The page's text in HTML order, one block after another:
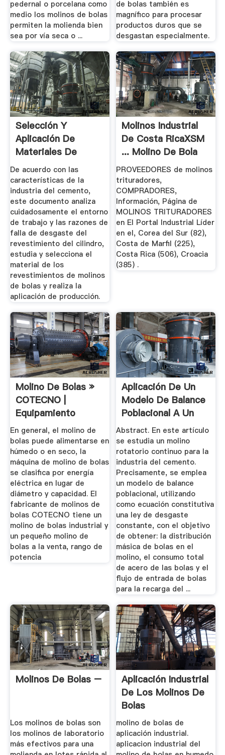
pedernal o porcelana como
medio los molinos de bolas
permiten la molienda bien
sea por vía seca o ...
de bolas también es
magnífico para procesar
productos duros que se
desgastan especialmente.
Selección Y
Aplicación De
Materiales De
Molinos De Bolas
De acuerdo con las
características de la
industria del cemento,
este documento analiza
cuidadosamente el entorno
de trabajo y las razones de
falla de desgaste del
revestimiento del cilindro,
estudia y selecciona el
material de los
revestimientos de molinos
de bolas y realiza la
aplicación de producción.
Molinos Industrial
De Costa RicaXSM
... Molino De Bola
PROVEEDORES de molinos
trituradores,
COMPRADORES,
Información, Página de
MOLINOS TRITURADORES
en El Portal Industrial Líder
en el, Corea del Sur (82),
Costa de Marfil (225),
Costa Rica (506), Croacia
(385) .
Molino De Bolas »
COTECNO |
Equipamiento
Cientifico ...
En general, el molino de
bolas puede alimentarse en
húmedo o en seco, la
máquina de molino de bolas
se clasifica por energía
eléctrica en lugar de
diámetro y capacidad. El
fabricante de molinos de
bolas COTECNO tiene un
molino de bolas industrial y
un pequeño molino de
bolas a la venta, rango de
potencia
Aplicación De Un
Modelo De Balance
Poblacional A Un
Molino ...
Abstract. En este artículo
se estudia un molino
rotatorio continuo para la
industria del cemento.
Precisamente, se emplea
un modelo de balance
poblacional, utilizando
como ecuación constitutiva
una ley de desgaste
constante, con el objetivo
de obtener: la distribución
másica de bolas en el
molino, el consumo total
de acero de las bolas y el
flujo de entrada de bolas
para la recarga del ...
Molinos De Bolas –
Los molinos de bolas son
los molinos de laboratorio
más efectivos para una
Aplicación Industrial
De Los Molinos De
Bolas
molino de bolas de
aplicación industrial.
aplicacion industrial del